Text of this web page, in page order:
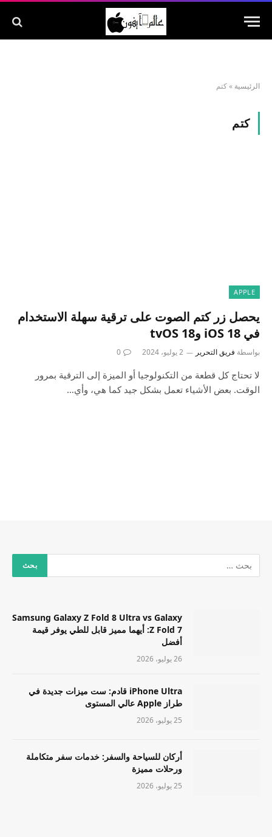
الرئيسية »كتم
كتم
APPLE
يحصل زر كتم الصوت على ترقية سهلة الاستخدام
في iOS 18 وtvOS 18
بواسطة فريق التحرير 2 يوليو، 2024 0
لا تحتاج كل قطعة من التكنولوجيا أو الميزة إلى الترقية بمرور
الوقت. بعض الأشياء تعمل بشكل جيد كما هي، وأي…
Samsung Galaxy Z Fold 8 Ultra vs Galaxy
Z Fold 7: أيهما مميز قابل للطي يوفر قيمة
أفضل
26 يوليو، 2026
iPhone Ultra قادم: ست ميزات جديدة في
طراز Apple عالي المستوى
25 يوليو، 2026
أركان للسياحة والسفر: خدمات سفر متكاملة
ورحلات مميزة
25 يوليو، 2026